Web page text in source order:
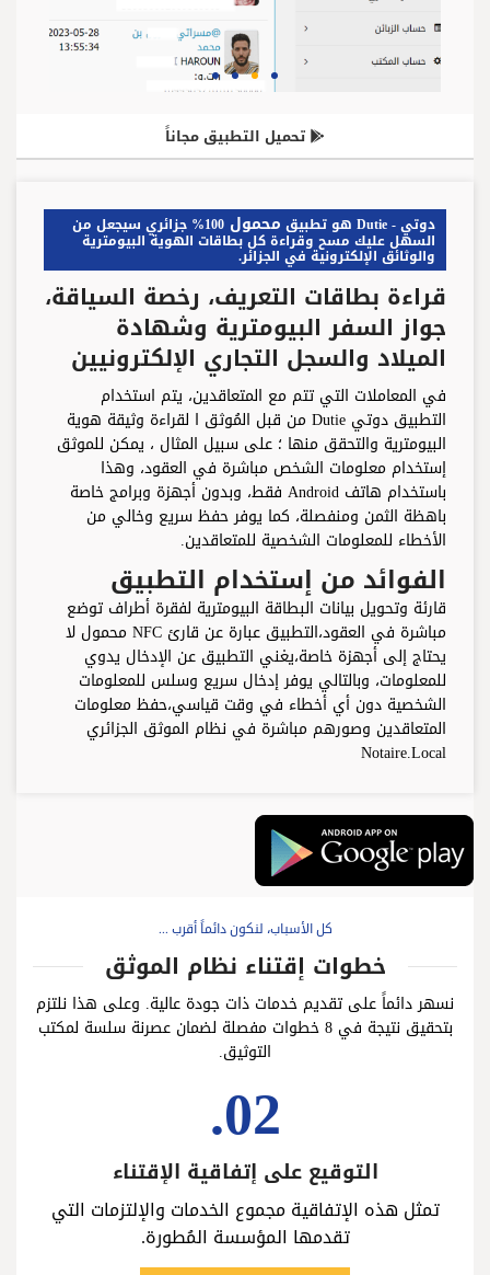
تحميل التطبيق مجاناً
دوتي - Dutie هو تطبيق محمول 100% جزائري سيجعل من
السهل عليك مسح وقراءة كل بطاقات الهوية البيومترية
والوثائق الإلكترونية في الجزائر.
قراءة بطاقات التعريف، رخصة السياقة،
جواز السفر البيومترية وشهادة
الميلاد والسجل التجاري الإلكترونيين
في المعاملات التي تتم مع المتعاقدين، يتم استخدام
التطبيق دوتي Dutie من قبل المُوثق ا لقراءة وثيقة هوية
البيومترية والتحقق منها ؛ على سبيل المثال ، يمكن للموثق
إستخدام معلومات الشخص مباشرة في العقود، وهذا
باستخدام هاتف Android فقط، وبدون أجهزة وبرامج خاصة
باهظة الثمن ومنفصلة، كما يوفر حفظ سريع وخالي من
الأخطاء للمعلومات الشخصية للمتعاقدين.
الفوائد من إستخدام التطبيق
قارئة وتحويل بيانات البطاقة البيومترية لفقرة أطراف توضع
مباشرة في العقود،التطبيق عبارة عن قارئ NFC محمول لا
يحتاج إلى أجهزة خاصة،يغني التطبيق عن الإدخال يدوي
للمعلومات، وبالتالي يوفر إدخال سريع وسلس للمعلومات
الشخصية دون أي أخطاء في وقت قياسي،حفظ معلومات
المتعاقدين وصورهم مباشرة في نظام الموثق الجزائري
Notaire.Local
كل الأسباب، لنكون دائماً أقرب ...
خطوات إقتناء نظام الموثق
نسهر دائماً على تقديم خدمات ذات جودة عالية. وعلى هذا نلتزم
بتحقيق نتيجة في 8 خطوات مفصلة لضمان عصرنة سلسة لمكتب
التوثيق.
02.
التوقيع على إتفاقية الإقتناء
تمثل هذه الإتفاقية مجموع الخدمات والإلتزمات التي
تقدمها المؤسسة المُطورة.